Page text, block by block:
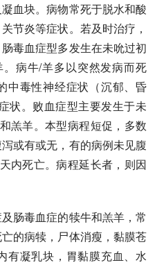
血块。病物常死于脱水和酸
节炎等症状。若及时治疗，
毒血症型多发生在未吮过初
病牛/羊多以突然发病而死
中毒性神经症状（沉郁、昏
状。败血症型主要发生于未
羔羊。本型病程短促，多数
或有或无，有的病例未见腹
内死亡。病程延长者，则因
肠毒血症的犊牛和羔羊，常
的病犊，尸体消瘦，黏膜苍
有凝乳块，胃黏膜充血、水